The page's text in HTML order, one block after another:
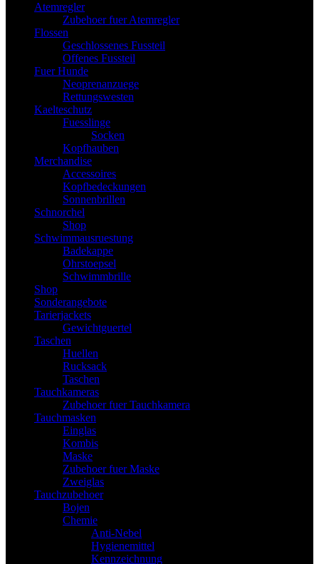
Atemregler
Zubehoer fuer Atemregler
Flossen
Geschlossenes Fussteil
Offenes Fussteil
Fuer Hunde
Neoprenanzuege
Rettungswesten
Kaelteschutz
Fuesslinge
Socken
Kopfhauben
Merchandise
Accessoires
Kopfbedeckungen
Sonnenbrillen
Schnorchel
Shop
Schwimmausruestung
Badekappe
Ohrstoepsel
Schwimmbrille
Shop
Sonderangebote
Tarierjackets
Gewichtguertel
Taschen
Huellen
Rucksack
Taschen
Tauchkameras
Zubehoer fuer Tauchkamera
Tauchmasken
Einglas
Kombis
Maske
Zubehoer fuer Maske
Zweiglas
Tauchzubehoer
Bojen
Chemie
Anti-Nebel
Hygienemittel
Kennzeichnung